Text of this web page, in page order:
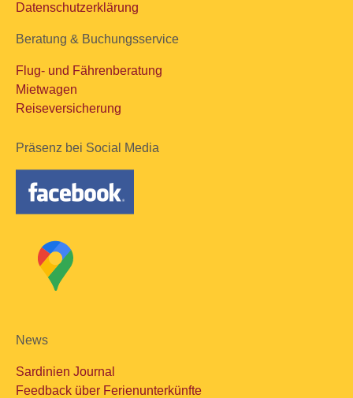
Datenschutzerklärung
Beratung & Buchungsservice
Flug- und Fährenberatung
Mietwagen
Reiseversicherung
Präsenz bei Social Media
News
Sardinien Journal
Feedback über Ferienunterkünfte